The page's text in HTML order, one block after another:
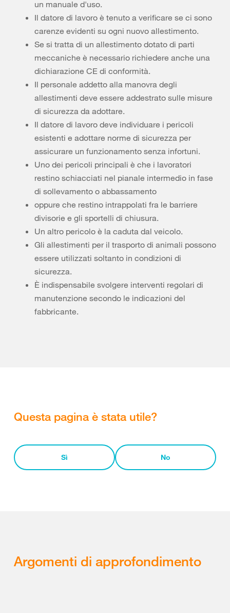
un manuale d'uso.
Il datore di lavoro è tenuto a verificare se ci sono
carenze evidenti su ogni nuovo allestimento.
Se si tratta di un allestimento dotato di parti
meccaniche è necessario richiedere anche una
dichiarazione CE di conformità.
Il personale addetto alla manovra degli
allestimenti deve essere addestrato sulle misure
di sicurezza da adottare.
Il datore di lavoro deve individuare i pericoli
esistenti e adottare norme di sicurezza per
assicurare un funzionamento senza infortuni.
Uno dei pericoli principali è che i lavoratori
restino schiacciati nel pianale intermedio in fase
di sollevamento o abbassamento
oppure che restino intrappolati fra le barriere
divisorie e gli sportelli di chiusura.
Un altro pericolo è la caduta dal veicolo.
Gli allestimenti per il trasporto di animali possono
essere utilizzati soltanto in condizioni di
sicurezza.
È indispensabile svolgere interventi regolari di
manutenzione secondo le indicazioni del
fabbricante.
Questa pagina è stata utile?
Sì No
Argomenti di approfondimento